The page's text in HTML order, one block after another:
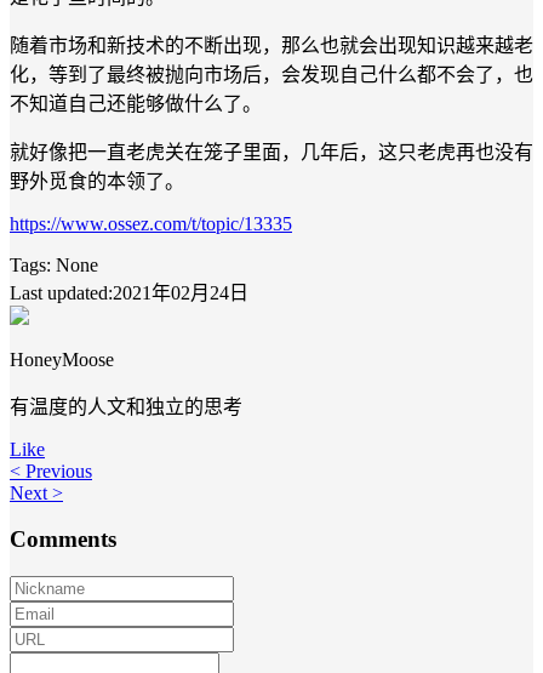
随着市场和新技术的不断出现，那么也就会出现知识越来越老
化，等到了最终被抛向市场后，会发现自己什么都不会了，也
不知道自己还能够做什么了。
就好像把一直老虎关在笼子里面，几年后，这只老虎再也没有
野外觅食的本领了。
https://www.ossez.com/t/topic/13335
Tags: None
Last updated:2021年02月24日
HoneyMoose
有温度的人文和独立的思考
Like
< Previous
Next >
Comments